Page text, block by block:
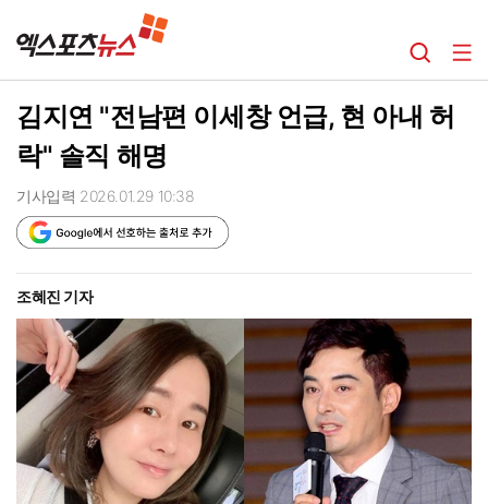
김지연 "전남편 이세창 언급, 현 아내 허
락" 솔직 해명
기사입력 2026.01.29 10:38
조혜진 기자